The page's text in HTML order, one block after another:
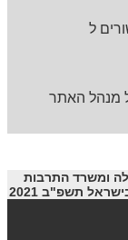
ל
מנהל האתר
ומשרד התרבות
תשפ"ב 2021